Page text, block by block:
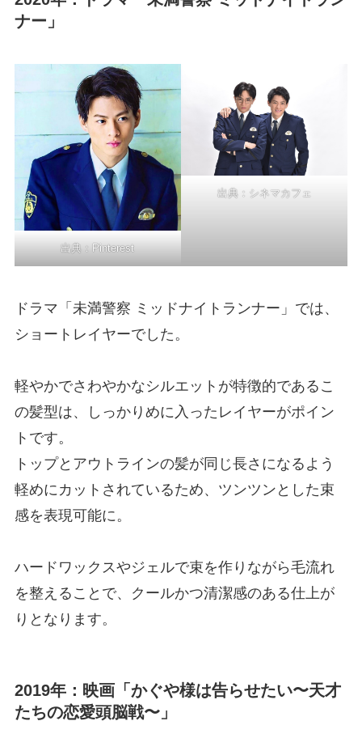
ナー」
出典： Pinterest
出典： シネマカフェ
ドラマ「未満警察 ミッドナイトランナー」では、
ショートレイヤーでした。
軽やかでさわやかなシルエットが特徴的であるこ
の髪型は、しっかりめに入ったレイヤーがポイン
トです。
トップとアウトラインの髪が同じ長さになるよう
軽めにカットされているため、ツンツンとした束
感を表現可能に。
ハードワックスやジェルで束を作りながら毛流れ
を整えることで、クールかつ清潔感のある仕上が
りとなります。
2019年：映画「かぐや様は告らせたい〜天才
たちの恋愛頭脳戦〜」